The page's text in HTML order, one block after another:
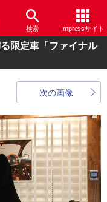
検索 Impressサイト
限定車「ファイナル
次の画像